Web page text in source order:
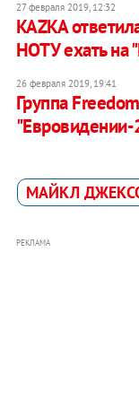
27 февраля 2019, 12:32
KAZKA
НОТУ ехать на
26 февраля 2019, 19:41
Группа
МАЙКЛ
РЕКЛАМА